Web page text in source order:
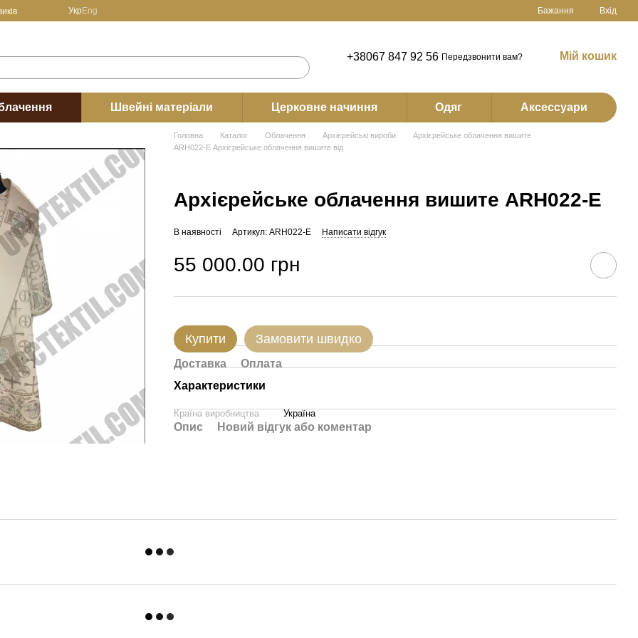
УкрEng Бажання Вхід
+38067 847 92 56 Передзвонити вам? Мій кошик
Швейні матеріали Церковне начиння Одяг Аксессуари
Головна Каталог Облачення Архієрейські вироби
Архієрейське облачення вишите
ARH022-E Архієрейське облачення вишите від
Архієрейське облачення вишите ARH022-E
В наявності Артикул: ARH022-E Написати відгук
55 000.00 грн
Купити Замовити швидко
Доставка
Оплата
Характеристики
Країна виробництва Україна
Опис Новий відгук або коментар